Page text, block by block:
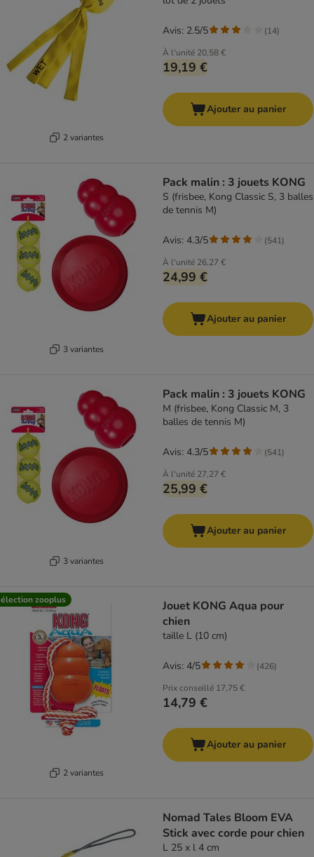
2 variantes
À l'unité 20,58 €
19,19 €
Avis: 2.5/5 (14)
Ajouter au panier
3 variantes
Pack malin : 3 jouets KONG
S (frisbee, Kong Classic S, 3 balles
de tennis M)
À l'unité 26,27 €
24,99 €
Avis: 4.3/5 (541)
Ajouter au panier
3 variantes
Pack malin : 3 jouets KONG
M (frisbee, Kong Classic M, 3
balles de tennis M)
À l'unité 27,27 €
25,99 €
Avis: 4.3/5 (541)
Ajouter au panier
zooplus
2 variantes
Jouet KONG Aqua pour
chien
taille L (10 cm)
Prix conseillé 17,75 €
14,79 €
Avis: 4/5 (426)
Ajouter au panier
Nomad Tales Bloom EVA
Stick avec corde pour chien
L 25 x l 4 cm